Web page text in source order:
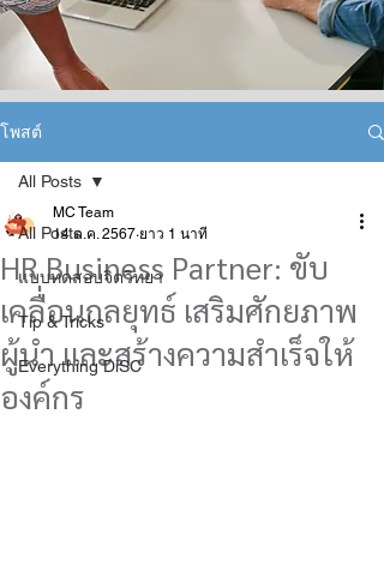
โพสต์
All Posts
แบบทดสอบจิตวิทยา
Tip & Tricks
Everything DiSC
All Posts
HR Business Partner: ขับ
เคลื่อนกลยุทธ์ เสริมศักยภาพ
ผู้นำ และสร้างความสำเร็จให้
องค์กร
MC Team
14 ต.ค. 2567 ยาว 1 นาที